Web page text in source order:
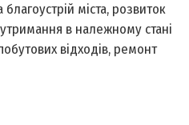
міста, розвиток
в належному стані
відходів, ремонт